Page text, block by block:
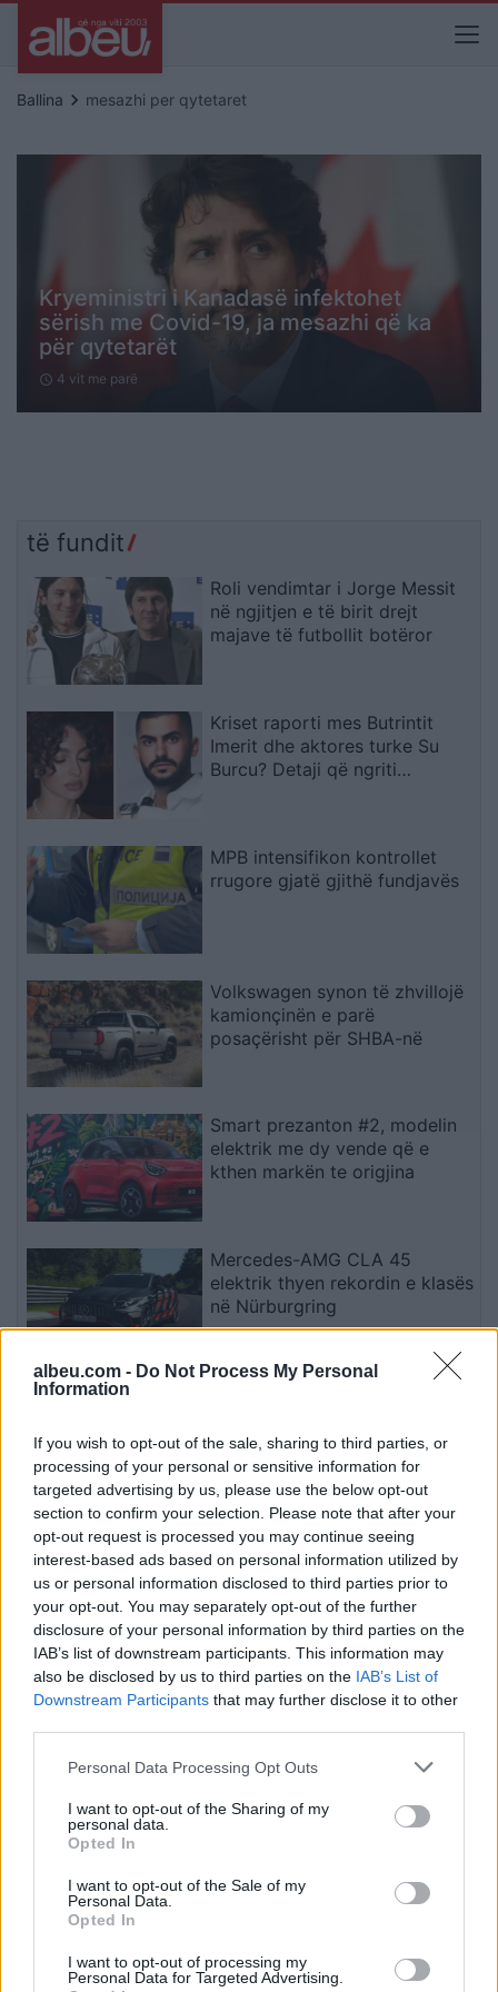
albeu.com - Do Not Process My Personal
Information
If you wish to opt-out of the sale, sharing to third parties, or
processing of your personal or sensitive information for
targeted advertising by us, please use the below opt-out
section to confirm your selection. Please note that after your
opt-out request is processed you may continue seeing
interest-based ads based on personal information utilized by
us or personal information disclosed to third parties prior to
your opt-out. You may separately opt-out of the further
disclosure of your personal information by third parties on the
IAB’s list of downstream participants. This information may
also be disclosed by us to third parties on the IAB’s List of
Downstream Participants that may further disclose it to other
Personal Data Processing Opt Outs
I want to opt-out of the Sharing of my
personal data.
Opted In
I want to opt-out of the Sale of my
Personal Data.
Opted In
I want to opt-out of processing my
Personal Data for Targeted Advertising.
Ballina keyboard_arrow_right mesazhi per qytetaret
Kryeministri i Kanadasë infektohet
sërish me Covid-19, ja mesazhi që ka
për qytetarët
schedule 4 vit me parë
të fundit
Roli vendimtar i Jorge Messit
në ngjitjen e të birit drejt
majave të futbollit botëror
Kriset raporti mes Butrintit
Imerit dhe aktores turke Su
Burcu? Detaji që ngriti
MPB intensifikon kontrollet
rrugore gjatë gjithë fundjavës
Volkswagen synon të zhvillojë
kamionçinën e parë
posaçërisht për SHBA-në
Smart prezanton #2, modelin
elektrik me dy vende që e
kthen markën te origjina
Mercedes-AMG CLA 45
elektrik thyen rekordin e klasës
në Nürburgring
herë nën drejtimin e Mourinhos
Esim for Global
Esim for USA|Esim for Italy| Esim for Spain|Esim
for Turkey|Esim for Germany|Esim for Greece|